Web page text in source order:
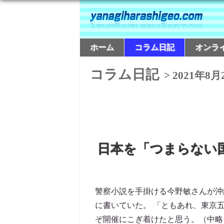
ホーム コラム日記 オンラ
コラム日記> 2021年8月
日本を「つまらない
警察小説を手掛ける今野敏さんが
に書いていた。 「ともあれ、東京
ぞ開催にこぎ着けたと思う。（中